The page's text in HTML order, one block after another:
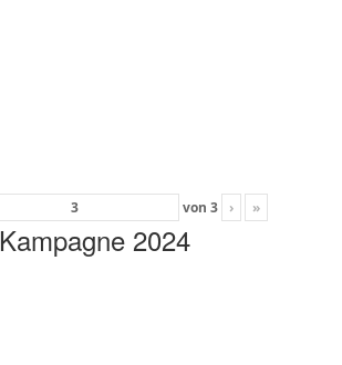
von 3 › »
Kampagne 2024